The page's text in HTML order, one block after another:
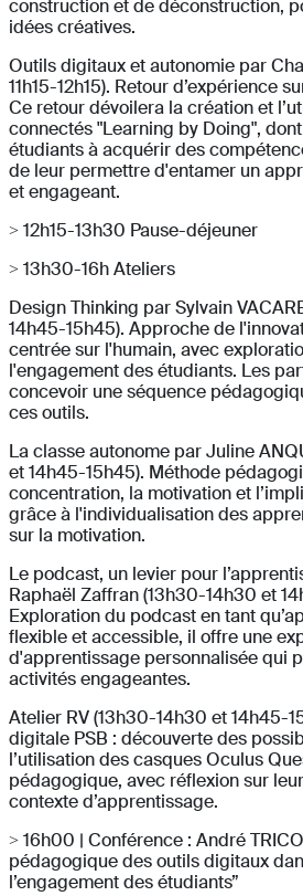
construction et de déconstruction,
idées créatives.
Outils digitaux et autonomie par
11h15-12h15). Retour d’expérience
Ce retour dévoilera la création et
connectés "Learning by Doing",
étudiants à acquérir des
de leur permettre d'entamer un
et engageant.
> 12h15-13h30 Pause-déjeuner
> 13h30-16h Ateliers
Design Thinking par Sylvain
14h45-15h45). Approche de
centrée sur l'humain, avec
l'engagement des étudiants. Les
concevoir une séquence
ces outils.
La classe autonome par Juline
et 14h45-15h45). Méthode
concentration, la motivation et
grâce à l'individualisation des
sur la motivation.
Le podcast, un levier pour
Raphaël Zaffran (13h30-14h30 et
Exploration du podcast en tant
flexible et accessible, il offre une
d'apprentissage personnalisée qui
activités engageantes.
Atelier RV (13h30-14h30 et 14h45-
digitale PSB : découverte des
l’utilisation des casques Oculus
pédagogique, avec réflexion sur
contexte d’apprentissage.
> 16h00 | Conférence : André
pédagogique des outils digitaux
l’engagement des étudiants”